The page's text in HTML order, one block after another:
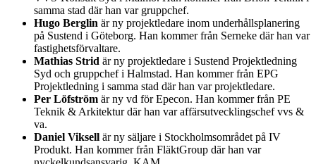
samma stad där han var gruppchef.
Hugo Berglin är ny projektledare inom underhållsplanering
på Sustend i Göteborg. Han kommer från Serneke där han var
fastighetsförvaltare.
Mathias Strid är ny projektledare i Sustend Projektledning
Syd och gruppchef i Halmstad. Han kommer från EPG
Projektledning i samma stad där han var projektledare.
Per Löfström är ny vd för Epecon. Han kommer från PE
Teknik & Arkitektur där han var affärsutvecklingschef vvs &
va.
Daniel Viksell är ny säljare i Stockholmsområdet på IV
Produkt. Han kommer från FläktGroup där han var